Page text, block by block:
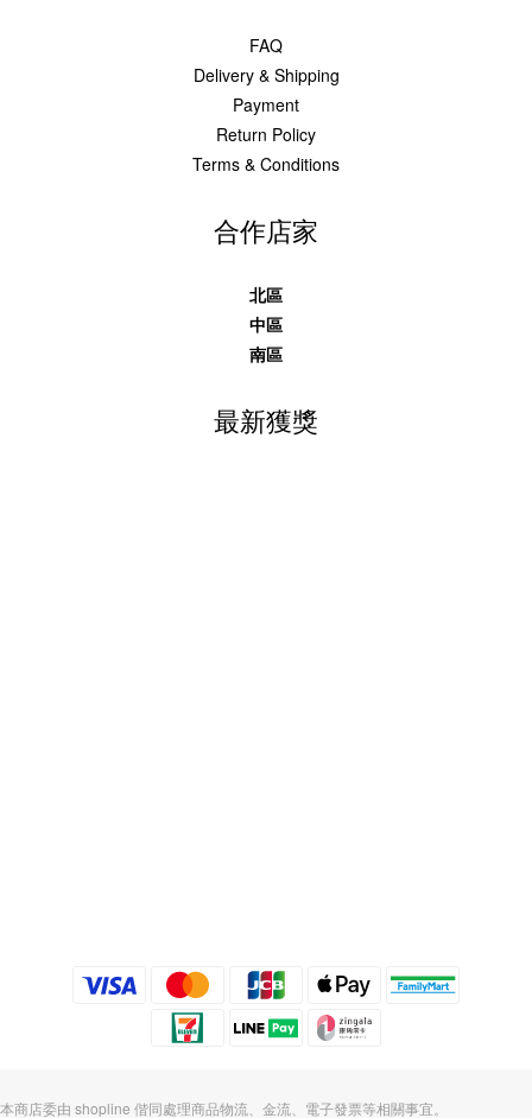
FAQ
Delivery & Shipping
Payment
Return Policy
Terms & Conditions
合作店家
北區
中區
南區
最新獲獎
本商店委由 shopline 偕同處理商品物流、金流、電子發票等相關事宜。